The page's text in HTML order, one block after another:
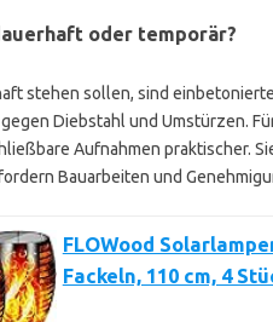
oder temporär?
stehen sollen, sind
Diebstahl und Umstürzen.
Aufnahmen praktischer.
Bauarbeiten und
FLOWood
Fackeln, 110 cm, 4